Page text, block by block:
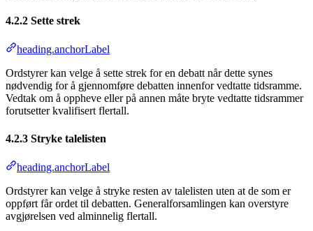
4.2.2 Sette strek
heading.anchorLabel
Ordstyrer kan velge å sette strek for en debatt når dette synes
nødvendig for å gjennomføre debatten innenfor vedtatte tidsramme.
Vedtak om å oppheve eller på annen måte bryte vedtatte tidsrammer
forutsetter kvalifisert flertall.
4.2.3 Stryke talelisten
heading.anchorLabel
Ordstyrer kan velge å stryke resten av talelisten uten at de som er
oppført får ordet til debatten. Generalforsamlingen kan overstyre
avgjørelsen ved alminnelig flertall.